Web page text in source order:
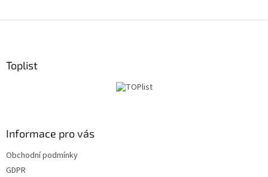
Toplist
Informace pro vás
Obchodní podmínky
GDPR